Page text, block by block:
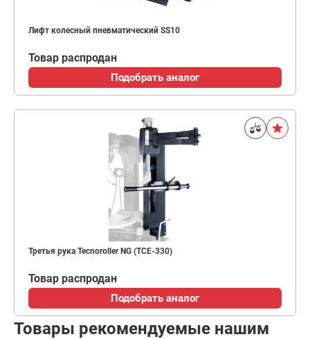
Лифт колесный пневматический SS10
Товар распродан
Подобрать аналог
Третья рука Tecnoroller NG (TCE-330)
Товар распродан
Подобрать аналог
Товары рекомендуемые нашим